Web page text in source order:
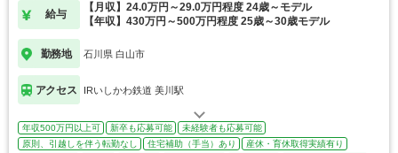
給与
【月収】24.0万円～29.0万円程度 24歳～モデル
【年収】430万円～500万円程度 25歳～30歳モデル
勤務地 石川県 白山市
アクセス IRいしかわ鉄道 美川駅
年収500万円以上可 新卒も応募可能
未経験者も応募可能
原則、引越しを伴う転勤なし
住宅補助（手当）あり
産休・育休取得実績有り